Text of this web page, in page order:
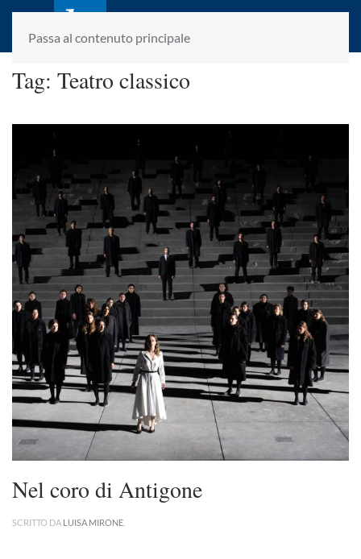
Passa al contenuto principale
laletteraturaenoi.it
fondato da Romano Luperini
Tag: Teatro classico
Nel coro di Antigone
SCRITTO DA LUISA MIRONE